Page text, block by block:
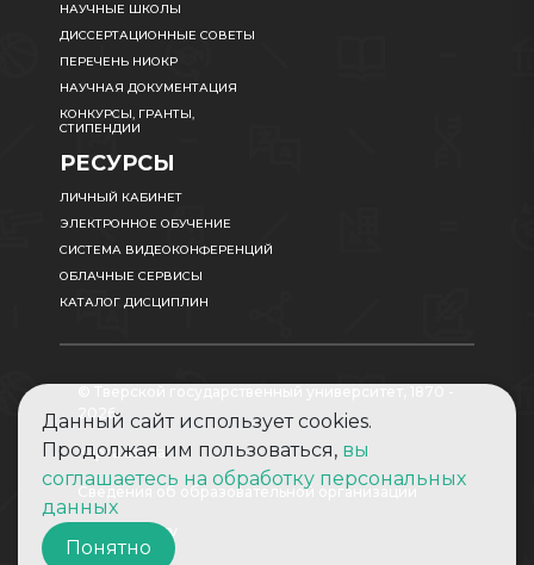
НАУЧНЫЕ ШКОЛЫ
ДИССЕРТАЦИОННЫЕ СОВЕТЫ
ПЕРЕЧЕНЬ НИОКР
НАУЧНАЯ ДОКУМЕНТАЦИЯ
КОНКУРСЫ, ГРАНТЫ,
СТИПЕНДИИ
РЕСУРСЫ
ЛИЧНЫЙ КАБИНЕТ
ЭЛЕКТРОННОЕ ОБУЧЕНИЕ
СИСТЕМА ВИДЕОКОНФЕРЕНЦИЙ
ОБЛАЧНЫЕ СЕРВИСЫ
КАТАЛОГ ДИСЦИПЛИН
2026
Карта сайта
Сведения об образовательной организации
Абитуриенту
Данный сайт использует cookies.
Продолжая им пользоваться, вы
соглашаетесь на обработку персональных
данных
Понятно